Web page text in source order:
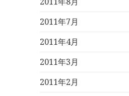
2011年7月
2011年4月
2011年3月
2011年2月